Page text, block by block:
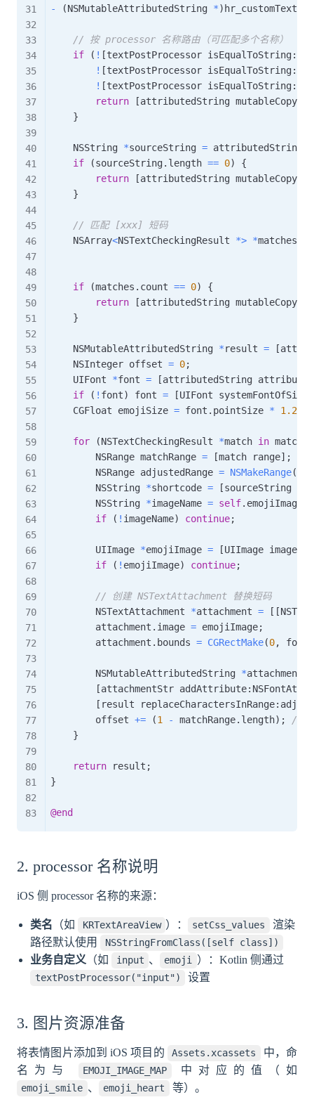
- (NSMutableAttributedString *)
// 按 processor 名称路由（可匹配多个名称）
if
( ! [textPostProcessor isEqualToString:
! [textPostProcessor isEqualToString:
! [textPostProcessor isEqualToString:
return
[attributedString mutableCopy
}
    NSString
*sourceString = attributedString
if
(sourceString. length == 0)
{
return
[attributedString mutableCopy
}
// 匹配 [xxx] 短码
    NSArray
<NSTextCheckingResult *> *matches
if
(matches . count == 0)
{
return
[attributedString mutableCopy
}
    NSMutableAttributedString
*result = [
    NSInteger offset
= 0;
    UIFont
*font = [attributedString attribute
if
( ! font) font = [UIFont systemFontOfSize
    CGFloat emojiSize
= font . pointSize * 1.2
for (NSTextCheckingResult *match in matches
        NSRange matchRange
= [match range] ;
        NSRange adjustedRange
= NSMakeRange(
        NSString
*shortcode = [sourceString
        NSString
*imageName = self.
if
( ! imageName) continue;
        UIImage
*emojiImage = [UIImage
if
( ! emojiImage) continue;
// 创建 NSTextAttachment 替换短码
        NSTextAttachment
*attachment = [ [
        attachment
. image = emojiImage;
        attachment
. bounds = CGRectMake(0, font
        NSMutableAttributedString
*
[attachmentStr addAttribute:
[ result replaceCharactersInRange:
        offset
+= (1 - matchRange. length) ;
// 附
}
return result ;
}
@end
2. processor 名称说明
iOS 侧 processor 名称的来源：
类名 （如 KRTextAreaView ）： setCss_values
渲染
路径默认使用
NSStringFromClass([self class])
业务自定义 （如 input 、 emoji ）：Kotlin 侧通过
textPostProcessor("input") 设置
3. 图片资源准备
将表情图片添加到 iOS 项目的 Assets.xcassets
中，命
名为与
EMOJI_IMAGE_MAP 中对应的值（如
emoji_smile 、 emoji_heart 等）。